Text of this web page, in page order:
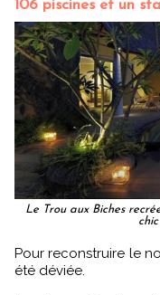
106 piscines et un
Le Trou aux Biches
Pour reconstruire le nouveau Trou aux Biches, une route a
été déviée.